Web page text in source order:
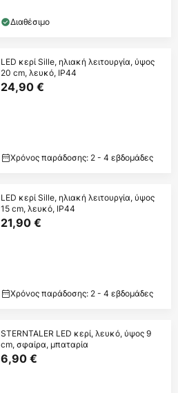
Διαθέσιμο
LED κερί Sille, ηλιακή λειτουργία, ύψος
20 cm, λευκό, IP44
24,90 €
Χρόνος παράδοσης: 2 - 4 εβδομάδες
LED κερί Sille, ηλιακή λειτουργία, ύψος
15 cm, λευκό, IP44
21,90 €
Χρόνος παράδοσης: 2 - 4 εβδομάδες
STERNTALER LED κερί, λευκό, ύψος 9
cm, σφαίρα, μπαταρία
6,90 €